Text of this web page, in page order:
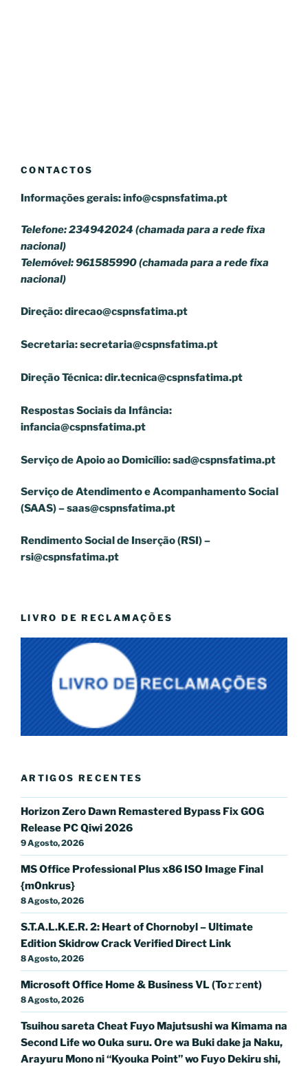
CONTACTOS
Informações gerais:info@cspnsfatima.pt
Telefone: 234942024 (chamada para a rede fixa
nacional)
Telemóvel: 961585990 (chamada para a rede fixa
nacional)
Direção:direcao@cspnsfatima.pt
Secretaria:secretaria@cspnsfatima.pt
Direção Técnica:dir.tecnica@cspnsfatima.pt
Respostas Sociais da Infância:
infancia@cspnsfatima.pt
Serviço de Apoio ao Domicílio:sad@cspnsfatima.pt
Serviço de Atendimento e Acompanhamento Social
(SAAS) –saas@cspnsfatima.pt
Rendimento Social de Inserção (RSI) –
rsi@cspnsfatima.pt
LIVRO DE RECLAMAÇÕES
ARTIGOS RECENTES
Horizon Zero Dawn Remastered Bypass Fix GOG
Release PC Qiwi 2026
9 Agosto, 2026
MS Office Professional Plus x86 ISO Image Final
{m0nkrus}
8 Agosto, 2026
S.T.A.L.K.E.R. 2: Heart of Chornobyl – Ultimate
Edition Skidrow Crack Verified Direct Link
8 Agosto, 2026
Microsoft Office Home & Business VL (To𝚛𝚛еnt)
8 Agosto, 2026
Tsuihou sareta Cheat Fuyo Majutsushi wa Kimama na
Second Life wo Ouka suru. Ore wa Buki dake ja Naku,
Arayuru Mono ni “Kyouka Point” wo Fuyo Dekiru shi,